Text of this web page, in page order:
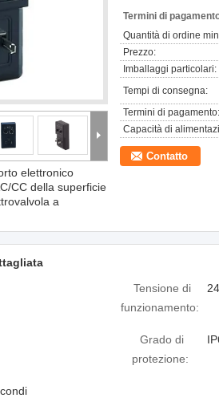
elettronico
CC della superficie
a
Termini di
Quantità di ordine
Prezzo:
Imballaggi particolari:
Tempi di consegna:
Termini di pagamento:
Capacità di
Contatto
Tensione di
funzionamento:
Grado di
protezione: